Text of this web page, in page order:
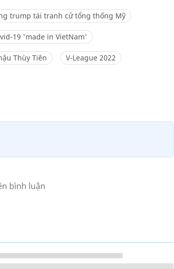
trump tái tranh cử tổng thống Mỹ
19 'made in VietNam'
Thùy Tiên V-League 2022